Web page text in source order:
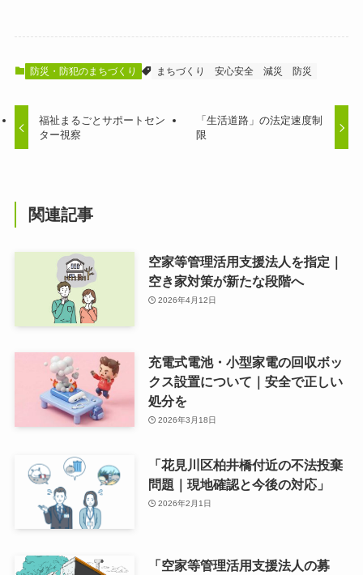
防災・防犯のまちづくり まちづくり 安心安全 減災 防災
福祉まるごとサポートセン
ター視察
「生活道路」の法定速度制
限
関連記事
空家等管理活用支援法人を指定｜
空き家対策が新たな段階へ
2026年4月12日
充電式電池・小型家電の回収ボッ
クス設置について｜安全で正しい
処分を
2026年3月18日
「花見川区柏井橋付近の不法投棄
問題｜現地確認と今後の対応」
2026年2月1日
「空家等管理活用支援法人の募